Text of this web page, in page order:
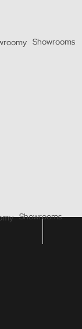
Showrooms
Showrooms